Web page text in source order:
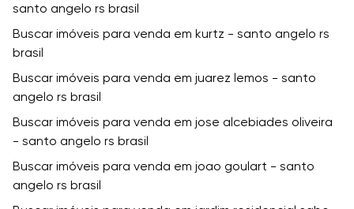
santo angelo rs brasil
Buscar imóveis para venda em kurtz - santo angelo rs
brasil
Buscar imóveis para venda em juarez lemos - santo
angelo rs brasil
Buscar imóveis para venda em jose alcebiades oliveira
- santo angelo rs brasil
Buscar imóveis para venda em joao goulart - santo
angelo rs brasil